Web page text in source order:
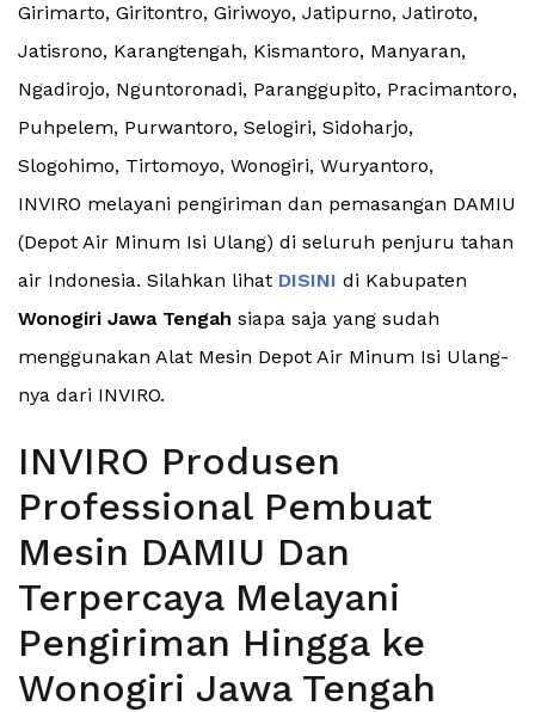
Girimarto, Giritontro, Giriwoyo, Jatipurno, Jatiroto,
Jatisrono, Karangtengah, Kismantoro, Manyaran,
Ngadirojo, Nguntoronadi, Paranggupito, Pracimantoro,
Puhpelem, Purwantoro, Selogiri, Sidoharjo,
Slogohimo, Tirtomoyo, Wonogiri, Wuryantoro,
INVIRO melayani pengiriman dan pemasangan DAMIU
(Depot Air Minum Isi Ulang) di seluruh penjuru tahan
air Indonesia. Silahkan lihat DISINI di Kabupaten
Wonogiri Jawa Tengah siapa saja yang sudah
menggunakan Alat Mesin Depot Air Minum Isi Ulang-
nya dari INVIRO.
INVIRO Produsen
Professional Pembuat
Mesin DAMIU Dan
Terpercaya Melayani
Pengiriman Hingga ke
Wonogiri Jawa Tengah